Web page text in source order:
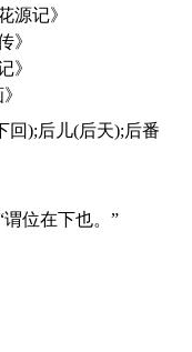
源记》
》
》
位在下也。”